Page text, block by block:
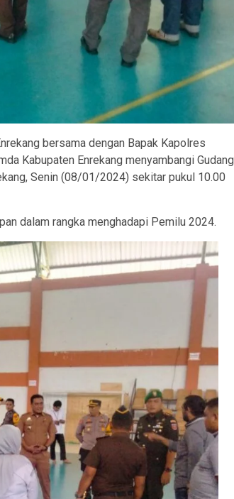
bersama dengan Bapak Kapolres
Kabupaten Enrekang menyambangi Gudang
Senin (08/01/2024) sekitar pukul 10.00
dalam rangka menghadapi Pemilu 2024.